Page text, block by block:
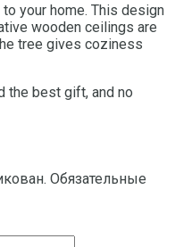
your home. This design
wooden ceilings are
tree gives coziness
the best gift, and no
Обязательные